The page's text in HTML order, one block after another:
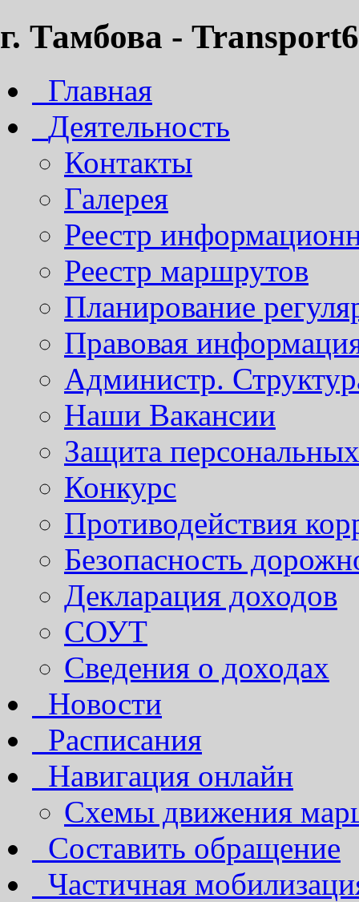
г. Тамбова -
Главная
Деятельность
Контакты
Галерея
Реестр
Реестр маршрутов
Планирование
Правовая
Администр.
Наши Вакансии
Защита
Конкурс
Противодействия
Безопасность
Декларация доходов
СОУТ
Сведения о доходах
Новости
Расписания
Навигация онлайн
Схемы движения
Составить обращение
Частичная